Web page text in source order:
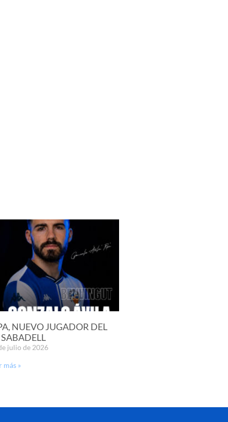
NUEVO JUGADOR DEL
SABADELL
julio de 2026
más »